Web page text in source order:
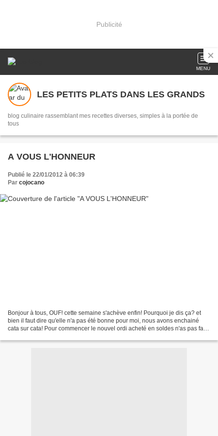
Publicité
MENU
LES PETITS PLATS DANS LES GRANDS
blog culinaire rassemblant mes recettes diverses, simples à la portée de
tous
A VOUS L'HONNEUR
Publié le 22/01/2012 à 06:39
Par cojocano
Bonjour à tous, OUF! cette semaine s'achève enfin! Pourquoi je dis ça? et
bien il faut dire qu'elle n'a pas été bonne pour moi, nous avons enchainé
cata sur cata! Pour commencer le nouvel ordi acheté en soldes n'as pas fait